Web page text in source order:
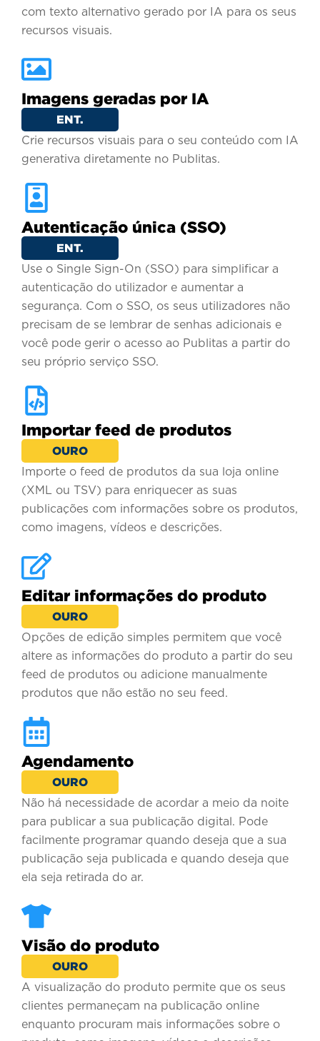
com texto alternativo gerado por IA para os seus
recursos visuais.
Imagens geradas por IA
ENT.
Crie recursos visuais para o seu conteúdo com IA
generativa diretamente no Publitas.
Autenticação única (SSO)
ENT.
Use o Single Sign-On (SSO) para simplificar a
autenticação do utilizador e aumentar a
segurança. Com o SSO, os seus utilizadores não
precisam de se lembrar de senhas adicionais e
você pode gerir o acesso ao Publitas a partir do
seu próprio serviço SSO.
Importar feed de produtos
OURO
Importe o feed de produtos da sua loja online
(XML ou TSV) para enriquecer as suas
publicações com informações sobre os produtos,
como imagens, vídeos e descrições.
Editar informações do produto
OURO
Opções de edição simples permitem que você
altere as informações do produto a partir do seu
feed de produtos ou adicione manualmente
produtos que não estão no seu feed.
Agendamento
OURO
Não há necessidade de acordar a meio da noite
para publicar a sua publicação digital. Pode
facilmente programar quando deseja que a sua
publicação seja publicada e quando deseja que
ela seja retirada do ar.
Visão do produto
OURO
A visualização do produto permite que os seus
clientes permaneçam na publicação online
enquanto procuram mais informações sobre o